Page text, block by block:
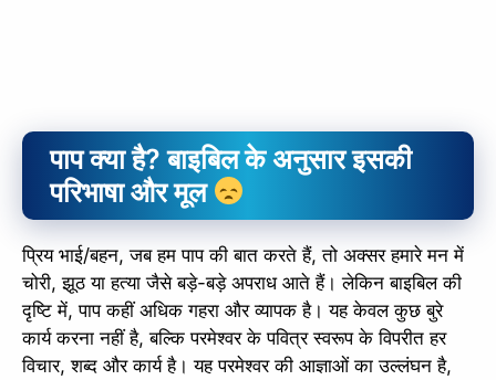
पाप क्या है? बाइबिल के अनुसार इसकी
परिभाषा और मूल
प्रिय भाई/बहन, जब हम पाप की बात करते हैं, तो अक्सर हमारे मन में
चोरी, झूठ या हत्या जैसे बड़े-बड़े अपराध आते हैं। लेकिन बाइबिल की
दृष्टि में, पाप कहीं अधिक गहरा और व्यापक है। यह केवल कुछ बुरे
कार्य करना नहीं है, बल्कि परमेश्वर के पवित्र स्वरूप के विपरीत हर
विचार, शब्द और कार्य है। यह परमेश्वर की आज्ञाओं का उल्लंघन है,